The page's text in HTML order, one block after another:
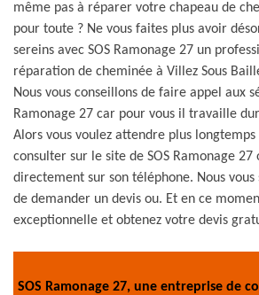
même pas à réparer votre chapeau de
pour toute ? Ne vous faites plus avoir
sereins avec SOS Ramonage 27 un
réparation de cheminée à Villez Sous
Nous vous conseillons de faire appel aux
Ramonage 27 car pour vous il travaille
Alors vous voulez attendre plus
consulter sur le site de SOS Ramonage 27
directement sur son téléphone. Nous
de demander un devis ou. Et en ce
exceptionnelle et obtenez votre devis
SOS Ramonage 27, une entreprise de